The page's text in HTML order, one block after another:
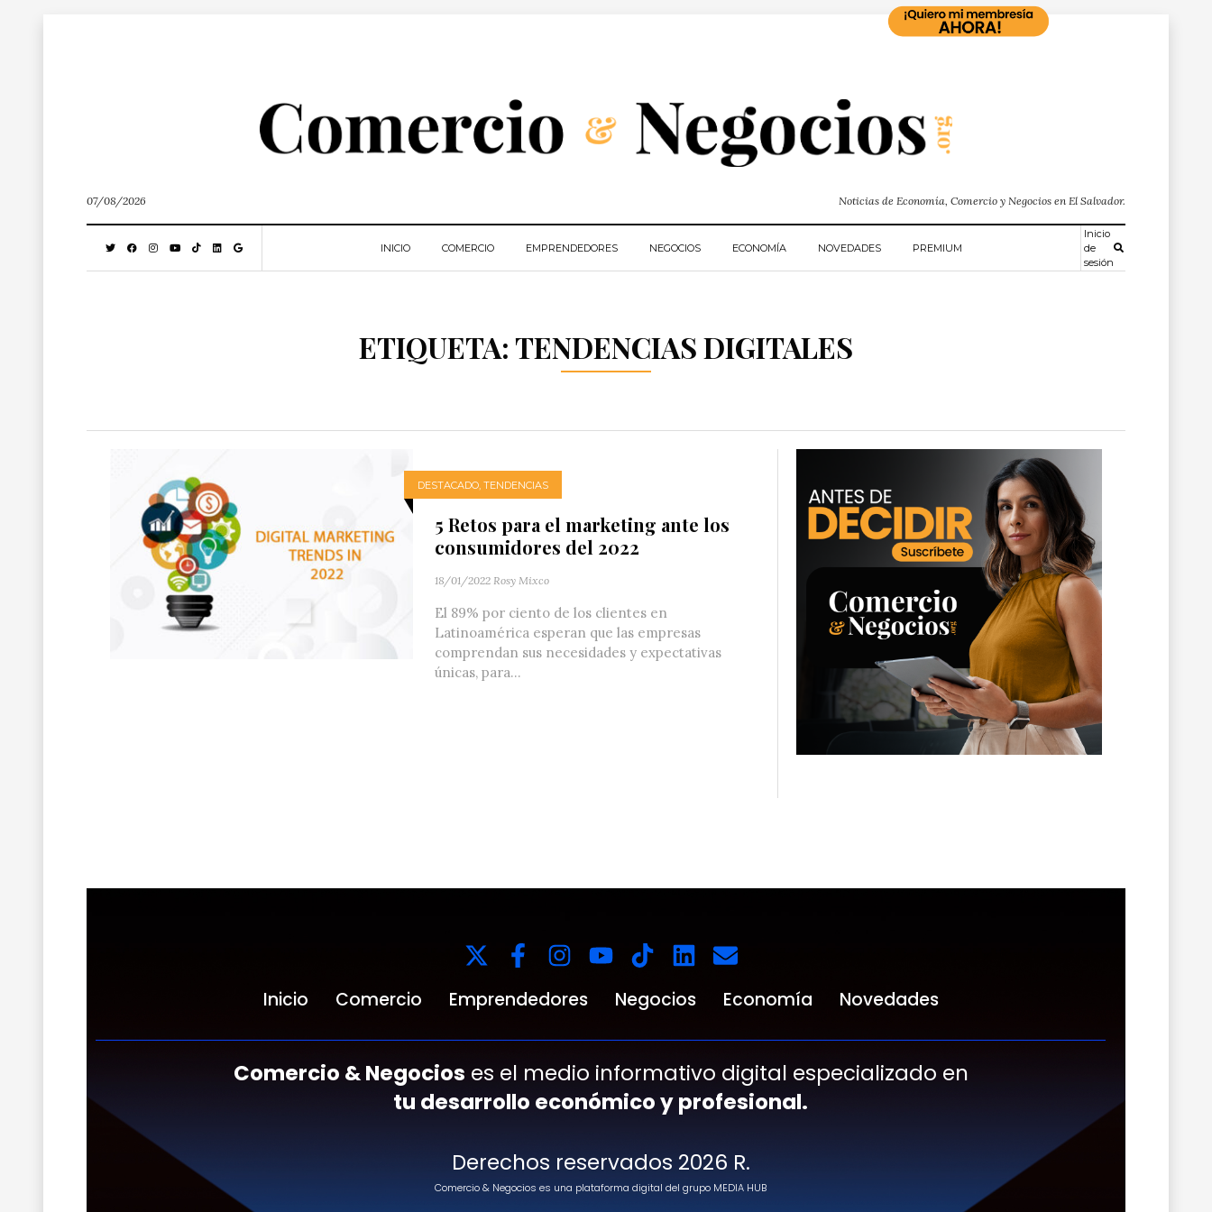
07/08/2026 Noticias de Economía, Comercio y Negocios en El Salvador.
INICIO COMERCIO EMPRENDEDORES NEGOCIOS ECONOMÍA NOVEDADES PREMIUM
Inicio
de
sesión
ETIQUETA:TENDENCIAS DIGITALES
DESTACADO TENDENCIAS
5 Retos para el marketing ante los
consumidores del 2022
18/01/2022 Rosy Mixco
El 89% por ciento de los clientes en
Latinoamérica esperan que las empresas
comprendan sus necesidades y expectativas
únicas, para...
Inicio Comercio Emprendedores Negocios Economía Novedades
Comercio & Negocios es el medio informativo digital especializado en
tu desarrollo económico y profesional.
Derechos reservados 2026 R.
Comercio & Negocios es una plataforma digital del grupo MEDIA HUB